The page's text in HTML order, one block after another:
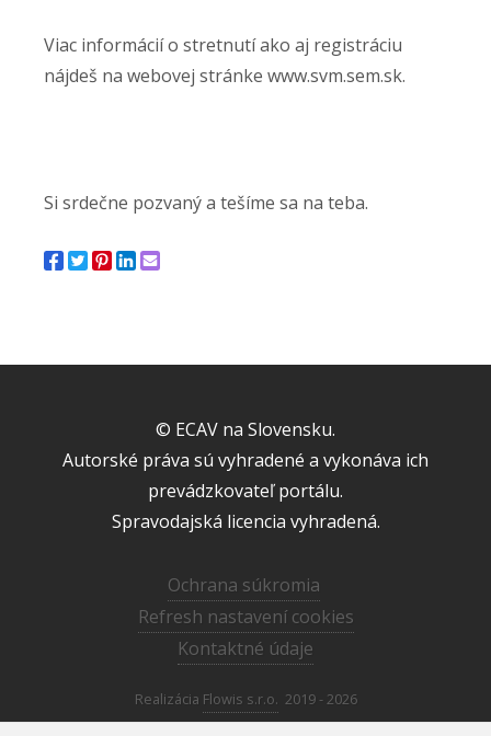
Viac informácií o stretnutí ako aj registráciu
nájdeš na webovej stránke www.svm.sem.sk.
Si srdečne pozvaný a tešíme sa na teba.
© ECAV na Slovensku.
Autorské práva sú vyhradené a vykonáva ich
prevádzkovateľ portálu.
Spravodajská licencia vyhradená.
Ochrana súkromia
Refresh nastavení cookies
Kontaktné údaje
Realizácia Flowis s.r.o. 2019 - 2026